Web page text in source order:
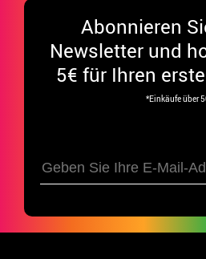
Abonnieren
Newsletter und
5€ für Ihren
*Einkäufe über